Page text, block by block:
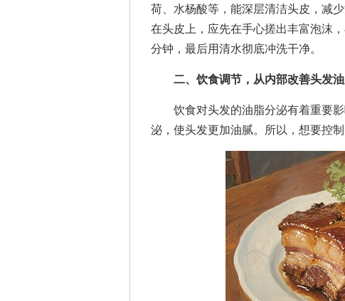
荷、水杨酸等，能深层清洁头皮，减
在头皮上，应先在手心搓出丰富泡沫
分钟，最后用清水彻底冲洗干净。
二、饮食调节，从内部改善头发
饮食对头发的油脂分泌有着重要影
泌，使头发更加油腻。所以，想要控